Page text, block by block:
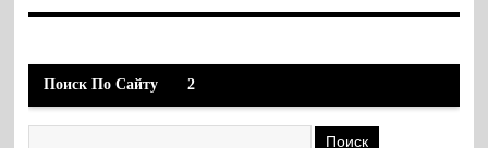
Поиск По Сайту 2